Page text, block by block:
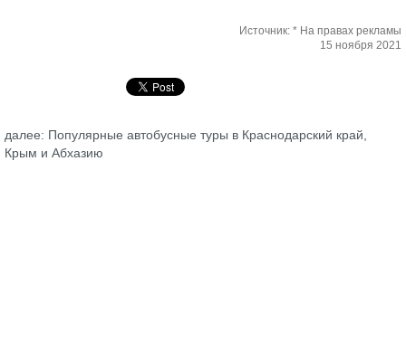
Источник: * На правах рекламы
15 ноября 2021
далее: Популярные автобусные туры в Краснодарский край,
Крым и Абхазию